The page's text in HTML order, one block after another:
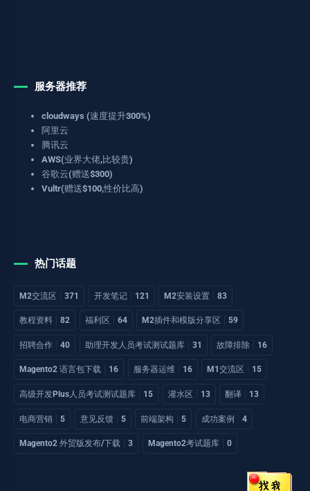
服务器推荐
cloudways (速度提升300%)
阿里云
腾讯云
AWS(业界大佬,比较贵)
谷歌云(赠送$300)
Vultr(赠送$100,性价比高)
热门话题
M2交流区 371 开发笔记 121 M2安装设置 83
教程资料 82 福利区 64 M2插件和模版分享区 59
招聘合作 40 助理开发人员考试测试题库 31 故障排除 16
Magento2 语言包下载 16 服务器运维 16 M1交流区 15
高级开发Plus人员考试测试题库 15 灌水区 13 翻译 13
电商营销 5 意见反馈 5 前端架构 5 成功案例 4
Magento2 外贸版发布/下载 3 Magento2考试题库 0